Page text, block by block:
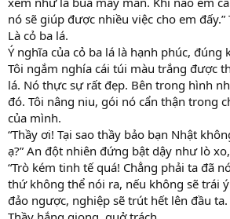
nó sẽ giúp được nhiều việc cho em
Là cỏ ba lá.
Ý nghĩa của cỏ ba lá là hạnh phúc, đúng
Tôi ngắm nghía cái túi màu trắng được
lá. Nó thực sự rất đẹp. Bên trong hình
đó. Tôi nâng niu, gói nó cẩn thận trong
của mình.
“Thầy ơi! Tại sao thầy bảo bạn Nhật
ạ?” An đột nhiên đứng bật dậy như lò
“Trò kém tinh tế quá! Chẳng phải ta đã
thứ không thể nói ra, nếu không sẽ trái
đảo ngược, nghiệp sẽ trút hết lên đầu ta.